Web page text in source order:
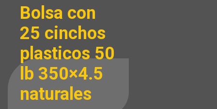
Bolsa con
25 cinchos
plasticos 50
lb 350×4.5
naturales